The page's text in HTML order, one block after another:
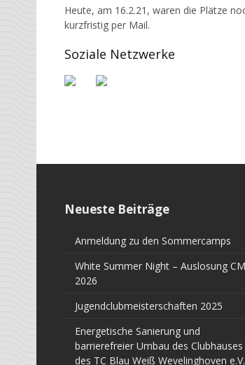
Heute, am 16.2.21, waren die Plätze
kurzfristig per Mail.
Soziale Netzwerke
Neueste Beiträge
Anmeldung zu den Sommercamps
White Summer Night – Auslosung CM
2026
Jugendclubmeisterschaften 2025
Energetische Sanierung und
barrierefreier Umbau des Clubhauses
des TC Blau Weiß Wevelinghoven e.V.